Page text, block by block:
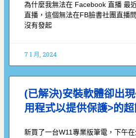
為什麼我無法在 Facebook 直播 最
直播，這個無法在FB臉書社團直播
沒有發起
7 1 月, 2024
(已解決)安裝軟體卻出
用程式以提供保護>的
新買了一台W11專業版筆電，下午